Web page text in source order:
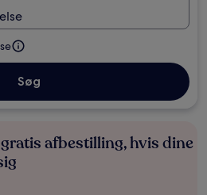
Søg
afbestilling, hvis dine